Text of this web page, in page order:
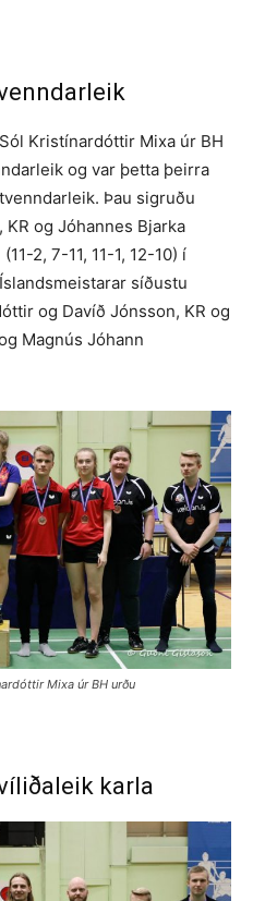
Kristínardóttir Mixa úr BH
og var þetta þeirra
Þau sigruðu
og Jóhannes Bjarka
2, 7-11, 11-1, 12-10) í
síðustu
og Davíð Jónsson, KR og
Magnús Jóhann
Mixa úr BH urðu
karla